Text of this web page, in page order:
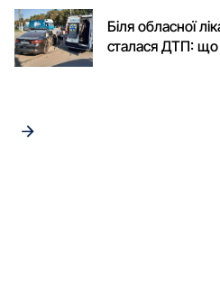
Біля обласної
сталася ДТП: що